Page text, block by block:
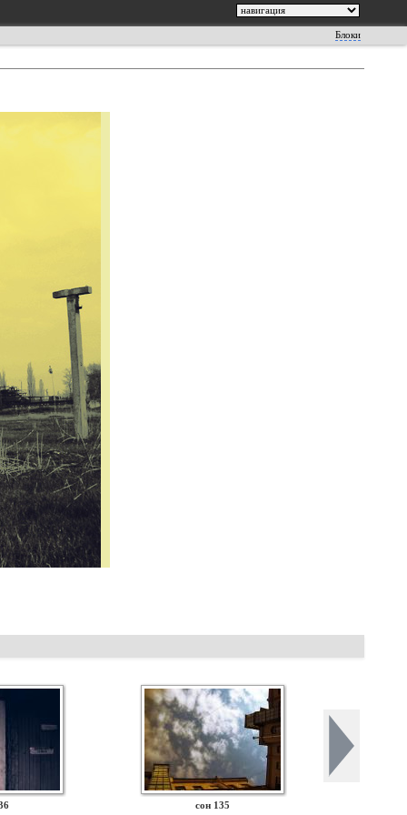
Блоки
сон 135